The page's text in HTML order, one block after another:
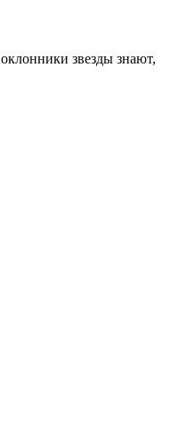
звезды знают,